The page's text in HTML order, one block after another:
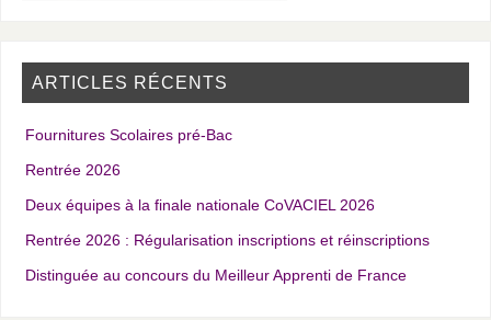
ARTICLES RÉCENTS
Fournitures Scolaires pré-Bac
Rentrée 2026
Deux équipes à la finale nationale CoVACIEL 2026
Rentrée 2026 : Régularisation inscriptions et réinscriptions
Distinguée au concours du Meilleur Apprenti de France